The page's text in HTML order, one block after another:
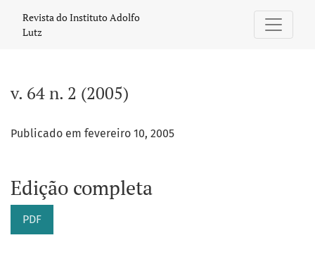
Revista do Instituto Adolfo
Lutz
v. 64 n. 2 (2005)
Publicado em fevereiro 10, 2005
Edição completa
PDF